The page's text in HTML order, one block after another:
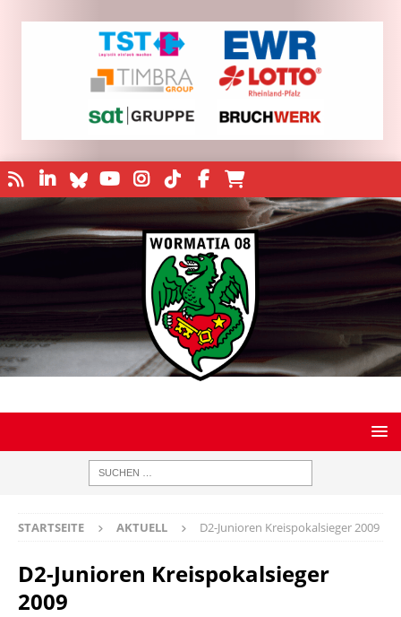
STARTSEITE AKTUELL D2-Junioren Kreispokalsieger 2009
D2-Junioren Kreispokalsieger
2009